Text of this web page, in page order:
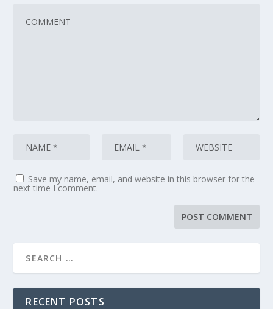
Save my name, email, and website in this browser for the
next time I comment.
RECENT POSTS